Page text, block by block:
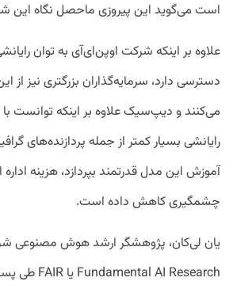
است می‌گوید این پیروزی ماحصل نگاه
علاوه بر اینکه شرکت اوپن‌ای‌آی به توان
دسترسی دارد،‌ سرمایه‌گذاران بزرگتری نیز
می‌کنند و دیپ‌سیک علاوه بر اینکه توانست
رایانشی بسیار کمتر از جمله پردازنده‌های
آموزش این مدل قدرتمند بپردازد، هزینه
چشمگیری کاهش داده است.
یان لی‌کان، پژوهشگر ارشد هوش مصنوعی
Fundamental AI Research یا FAIR طی پستی که